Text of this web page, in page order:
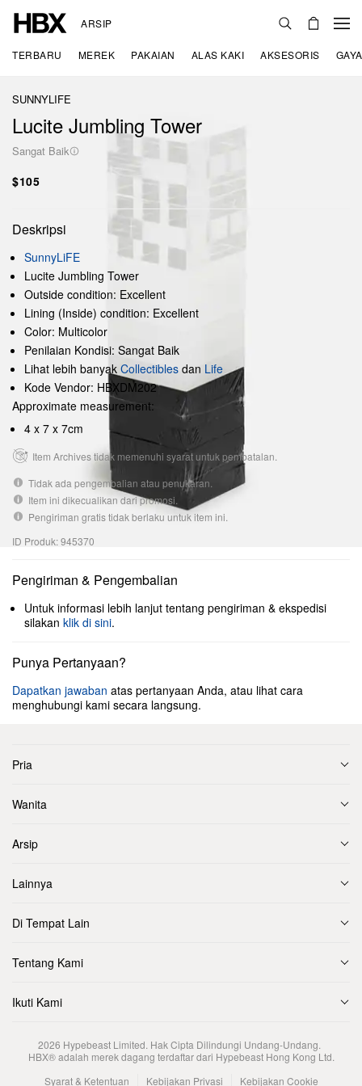
ARSIP
TERBARU MEREK PAKAIAN ALAS KAKI AKSESORIS
SUNNYLIFE
Lucite Jumbling Tower
Sangat Baik
$105
Deskripsi
SunnyLiFE
Lucite Jumbling Tower
Outside condition: Excellent
Lining (Inside) condition: Excellent
Color: Multicolor
Penilaian Kondisi: Sangat Baik
Lihat lebih banyak Collectibles dan Life
Kode Vendor: HBXDM202
Approximate measurement:
4 x 7 x 7cm
Item Archives tidak memenuhi syarat untuk pembatalan.
Tidak ada pengembalian atau penukaran.
Item ini dikecualikan dari promosi.
Pengiriman gratis tidak berlaku untuk item ini.
ID Produk: 945370
Pengiriman & Pengembalian
Untuk informasi lebih lanjut tentang pengiriman & ekspedisi
silakan klik di sini.
Punya Pertanyaan?
Dapatkan jawaban atas pertanyaan Anda, atau lihat cara
menghubungi kami secara langsung.
Pria
Wanita
Arsip
Lainnya
Di Tempat Lain
Tentang Kami
Ikuti Kami
2026 Hypebeast Limited. Hak Cipta Dilindungi Undang-Undang.
HBX® adalah merek dagang terdaftar dari Hypebeast Hong Kong Ltd.
Syarat & Ketentuan
Kebijakan Privasi Kebijakan Cookie